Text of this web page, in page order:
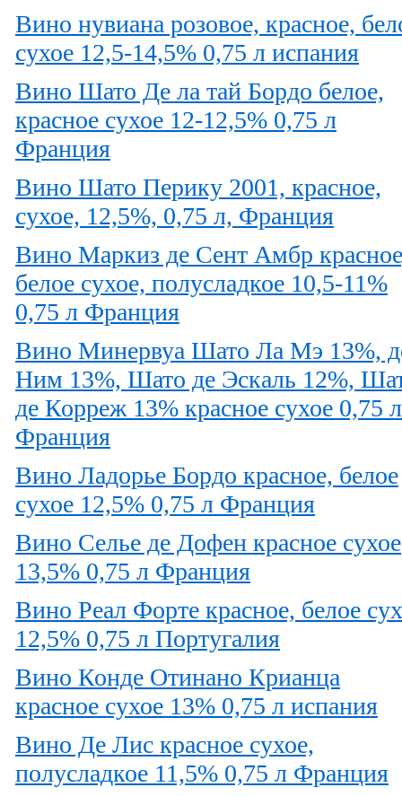
Вино нувиана розовое, красное,
сухое 12,5-14,5% 0,75 л испания
Вино Шато Де ла тай Бордо белое,
красное сухое 12-12,5% 0,75 л
Франция
Вино Шато Перику 2001, красное,
сухое, 12,5%, 0,75 л, Франция
Вино Маркиз де Сент Амбр
белое сухое, полусладкое 10,5-11%
0,75 л Франция
Вино Минервуа Шато Ла Мэ 13%,
Ним 13%, Шато де Эскаль 12%,
де Корреж 13% красное сухое 0,75 л
Франция
Вино Ладорье Бордо красное, белое
сухое 12,5% 0,75 л Франция
Вино Селье де Дофен красное сухое
13,5% 0,75 л Франция
Вино Реал Форте красное, белое
12,5% 0,75 л Португалия
Вино Конде Отинано Крианца
красное сухое 13% 0,75 л испания
Вино Де Лис красное сухое,
полусладкое 11,5% 0,75 л Франция